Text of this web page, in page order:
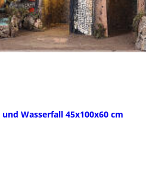
Wasserfall 45x100x60 cm